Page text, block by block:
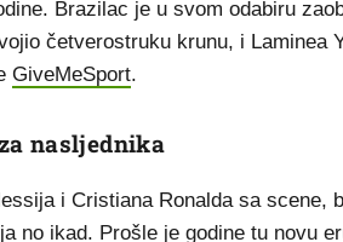
Brazilac je u svom odabiru
četverostruku krunu, i Laminea
GiveMeSport.
nasljednika
i Cristiana Ronalda sa scene,
no ikad. Prošle je godine tu novu